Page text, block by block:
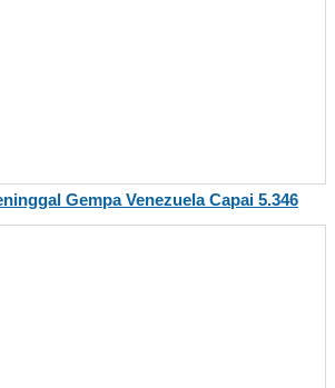
Gempa Venezuela Capai 5.346